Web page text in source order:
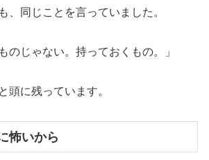
、同じことを言っていました。
のじゃない。持っておくもの。」
頭に残っています。
怖いから